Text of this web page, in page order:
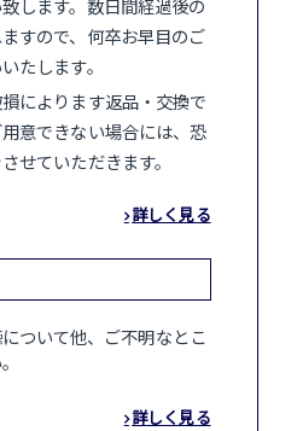
します。数日間経過後の
すので、何卒お早目のご
たします。
によります返品・交換で
意できない場合には、恐
せていただきます。
詳しく見る
ついて他、ご不明なとこ
詳しく見る